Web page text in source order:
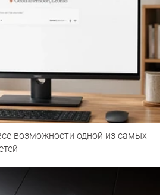
возможности одной из самых